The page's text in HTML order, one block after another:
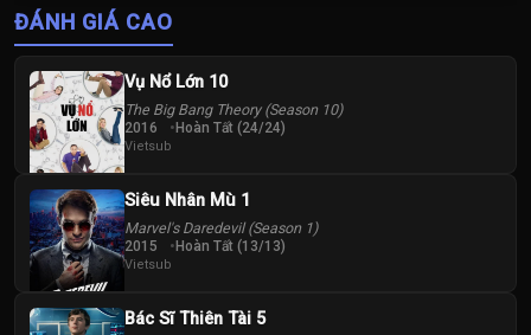
ĐÁNH GIÁ CAO
Vụ Nổ Lớn 10
The Big Bang Theory (Season 10)
2016 Hoàn Tất (24/24)
Vietsub
Siêu Nhân Mù 1
Marvel's Daredevil (Season 1)
2015 Hoàn Tất (13/13)
Vietsub
Bác Sĩ Thiên Tài 5